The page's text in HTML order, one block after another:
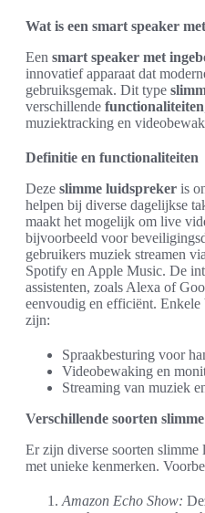
Wat is een smart speaker
Een smart speaker met
innovatief apparaat dat
gebruiksgemak. Dit type
verschillende functionaliteiten
muziektracking en
Definitie en functionaliteiten
Deze slimme luidspreker is
helpen bij diverse dagelijkse
maakt het mogelijk om live
bijvoorbeeld voor
gebruikers muziek streamen
Spotify en Apple Music. De
assistenten, zoals Alexa of
eenvoudig en efficiënt. Enkele
zijn:
Spraakbesturing voor
Videobewaking en
Streaming van muziek
Verschillende soorten
Er zijn diverse soorten
met unieke kenmerken.
Amazon Echo Show: